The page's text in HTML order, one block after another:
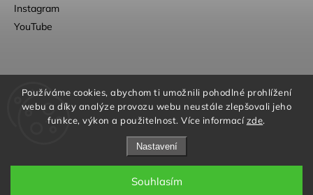
Používáme cookies, abychom ti umožnili pohodlné prohlížení
webu a díky analýze provozu webu neustále zlepšovali jeho
funkce, výkon a použitelnost. Více informacízde.
Nastavení
Souhlasím
Instagram
YouTube